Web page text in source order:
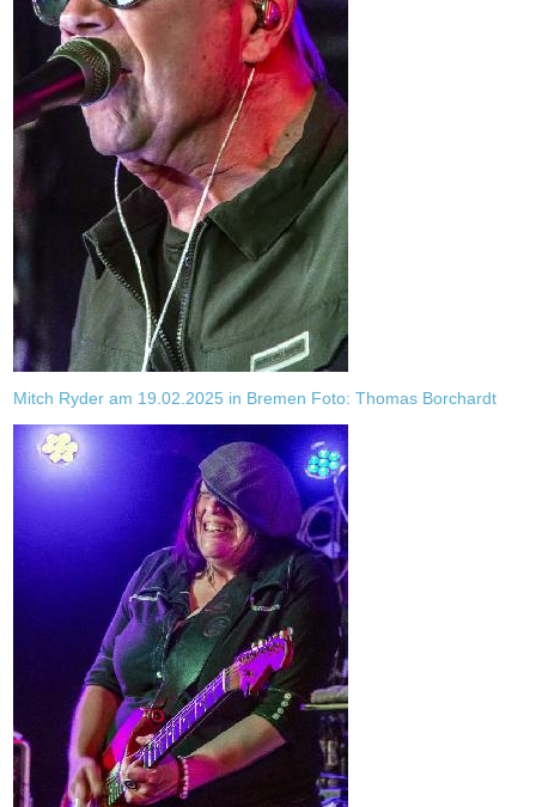
Mitch Ryder am 19.02.2025 in Bremen Foto: Thomas Borchardt